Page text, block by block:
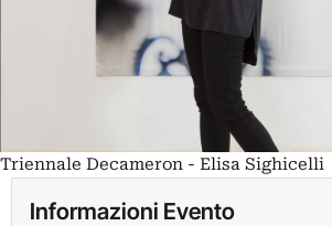
Triennale Decameron - Elisa Sighicelli
Informazioni Evento